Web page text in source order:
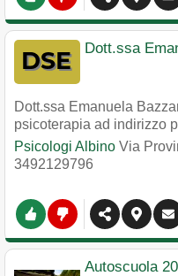
Dott.ssa
Dott.ssa Emanuela
psicoterapia ad indirizzo
Psicologi Albino Via
3492129796
Autoscuola